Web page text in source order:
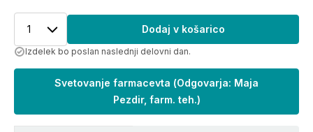
1 Dodaj v košarico
Izdelek bo poslan naslednji delovni dan.
Svetovanje farmacevta (Odgovarja: Maja
Pezdir, farm. teh.)